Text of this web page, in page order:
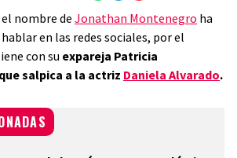
nombre de Jonathan Montenegro ha
en las redes sociales, por el
con su expareja Patricia
salpica a la actriz Daniela Alvarado.